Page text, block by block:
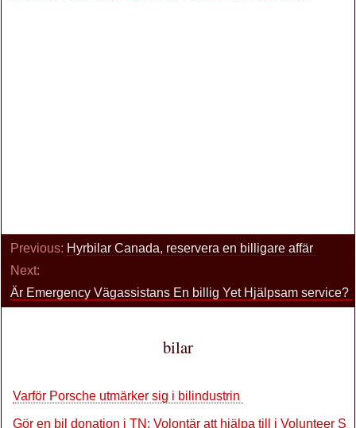
Previous: Hyrbilar Canada, reservera en billigare affär
Next:
Är Emergency Vägassistans En billig Yet Hjälpsam service?
bilar
Varför Porsche utmärker sig i bilindustrin
Gör en bil donation i TN: Volontär att hjälpa till i Volunteer